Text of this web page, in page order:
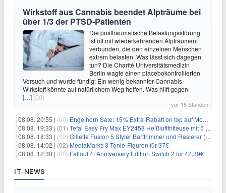
Wirkstoff aus Cannabis beendet Alpträume bei
über 1/3 der PTSD-Patienten
Die posttraumatische Belastungsstörung
ist oft mit wiederkehrenden Alpträumen
verbunden, die den einzelnen Menschen
extrem belasten. Was lässt sich dagegen
tun? Die Charité Universitätsmedizin
Berlin wagte einen placebokontrollierten
Versuch und wurde fündig: Ein wenig bekannter Cannabis-
Wirkstoff könnte auf natürlichem Weg helfen. Was hilft gegen
[…] (00)
vor 16 Stunden
08.08. 20:55 | (00) Engelhorn Sale: 15% Extra-Rabatt on top auf Mode- und Sport-Artikel
08.08. 19:33 | (01) Tefal Easy Fry Max EY2458 Heißluftfritteuse mit 5 Litern für 64,99€
08.08. 18:33 | (00) Gillette Fusion 5 Styler Barttrimmer und Rasierer (All in One) für 16€
08.08. 14:02 | (02) MediaMarkt: 3 Tonie-Figuren für 37€
08.08. 12:30 | (00) Fallout 4: Anniversary Edition Switch 2 für 42,39€
IT-NEWS